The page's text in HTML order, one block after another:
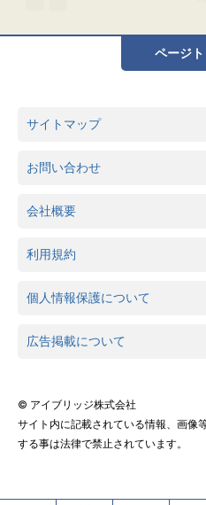
ページ
サイトマップ
お問い合わせ
会社概要
利用規約
個人情報保護について
広告掲載について
© アイブリッジ株式会社
サイト内に記載されている情報、画像
する事は法律で禁止されています。